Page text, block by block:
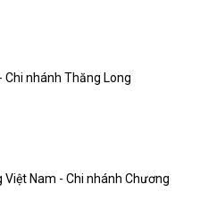
Chi nhánh Thăng Long
Nam - Chi nhánh Chương